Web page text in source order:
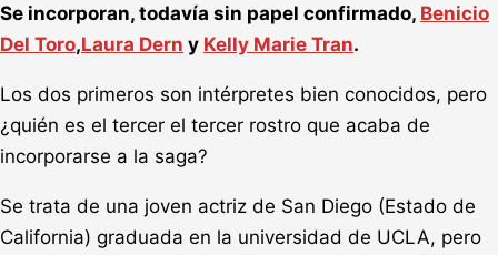
Se incorporan, todavía sin papel confirmado, Benicio
Del Toro,Laura Dern y Kelly Marie Tran.
Los dos primeros son intérpretes bien conocidos, pero
¿quién es el tercer el tercer rostro que acaba de
incorporarse a la saga?
Se trata de una joven actriz de San Diego (Estado de
California) graduada en la universidad de UCLA, pero